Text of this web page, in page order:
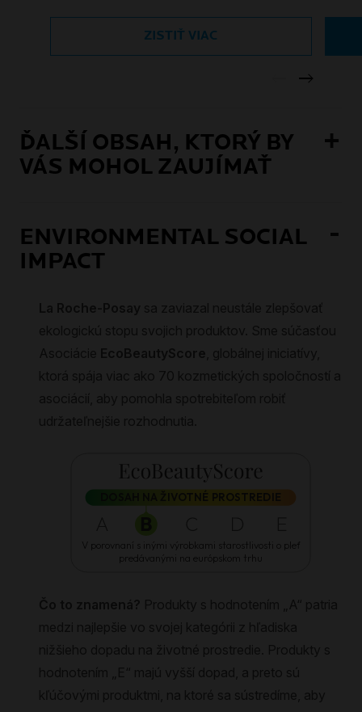
ZISTIŤ VIAC
ĎALŠÍ OBSAH, KTORÝ BY
VÁS MOHOL ZAUJÍMAŤ
ENVIRONMENTAL SOCIAL
IMPACT